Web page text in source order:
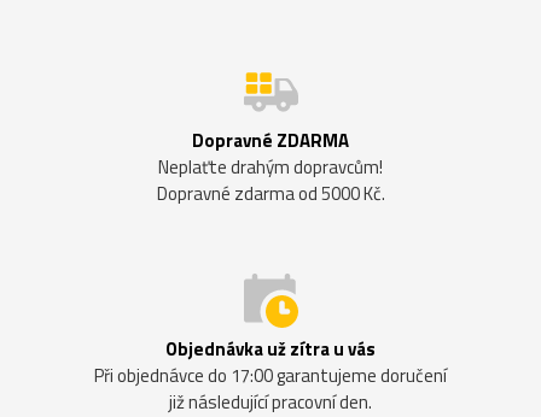
Dopravné ZDARMA
Neplaťte drahým dopravcům!
Dopravné zdarma od 5000 Kč.
Objednávka už zítra u vás
Při objednávce do 17:00 garantujeme doručení
již následující pracovní den.